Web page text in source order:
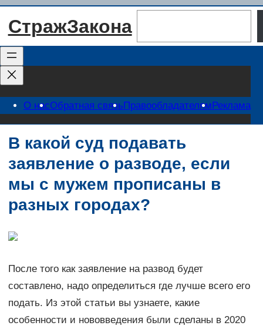
Перейти
СтражЗакона
О насОбратная связьПравообладателямРеклама
В какой суд подавать
заявление о разводе, если
мы с мужем прописаны в
разных городах?
После того как заявление на развод будет
составлено, надо определиться где лучше всего его
подать. Из этой статьи вы узнаете, какие
особенности и нововведения были сделаны в 2020